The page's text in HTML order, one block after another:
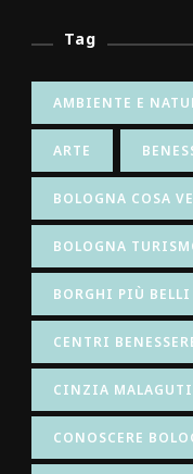
Tag
AMBIENTE E
ARTE
BOLOGNA COSA
BOLOGNA
BORGHI PIÙ
CENTRI
CINZIA
CONOSCERE